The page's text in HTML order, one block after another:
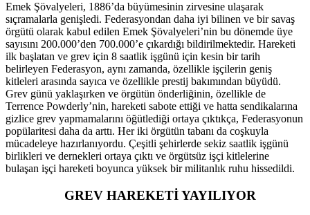
Emek Şövalyeleri, 1886’da büyümesinin zirvesine ulaşarak
sıçramalarla genişledi. Federasyondan daha iyi bilinen ve bir savaş
örgütü olarak kabul edilen Emek Şövalyeleri’nin bu dönemde üye
sayısını 200.000’den 700.000’e çıkardığı bildirilmektedir. Hareketi
ilk başlatan ve grev için 8 saatlik işgünü için kesin bir tarih
belirleyen Federasyon, aynı zamanda, özellikle işçilerin geniş
kitleleri arasında sayıca ve özellikle prestij bakımından büyüdü.
Grev günü yaklaşırken ve örgütün önderliğinin, özellikle de
Terrence Powderly’nin, hareketi sabote ettiği ve hatta sendikalarına
gizlice grev yapmamalarını öğütlediği ortaya çıktıkça, Federasyonun
popülaritesi daha da arttı. Her iki örgütün tabanı da coşkuyla
mücadeleye hazırlanıyordu. Çeşitli şehirlerde sekiz saatlik işgünü
birlikleri ve dernekleri ortaya çıktı ve örgütsüz işçi kitlelerine
bulaşan işçi hareketi boyunca yüksek bir militanlık ruhu hissedildi.
GREV HAREKETİ YAYILIYOR